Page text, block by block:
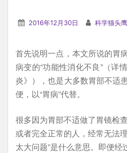
2016年12月30日 科学猫头鹰
首先说明一点，本文所说的胃
病变的“功能性消化不良”（详
炎》），也是大多数胃部不适
便，以“胃病”代替。
很多因为胃部不适做了胃镜检
或者完全正常的人，经常无法
太大问题”是什么意思。即便